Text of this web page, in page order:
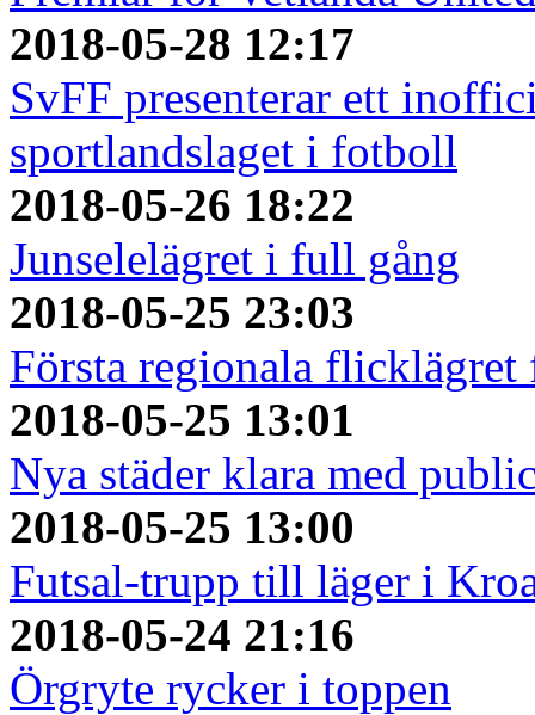
2018-05-28 12:17
SvFF presenterar ett
sportlandslaget i fotboll
2018-05-26 18:22
Junselelägret i full gång
2018-05-25 23:03
Första regionala
2018-05-25 13:01
Nya städer klara med
2018-05-25 13:00
Futsal-trupp till läger i
2018-05-24 21:16
Örgryte rycker i toppen